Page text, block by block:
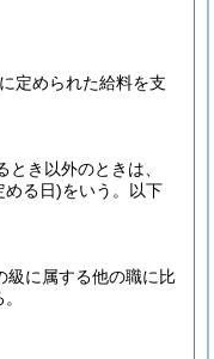
定められた給料を支
き以外のときは、
める日)をいう。以下
級に属する他の職に比